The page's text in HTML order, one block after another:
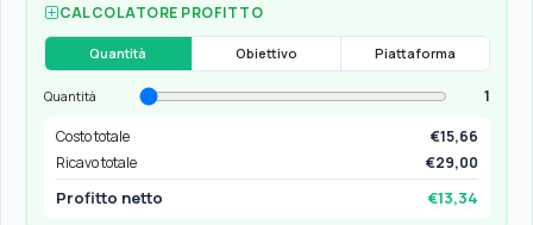
CALCOLATORE PROFITTO
Quantità Obiettivo Piattaforma
Quantità
1
Costo totale
€15,66
Ricavo totale
€29,00
Profitto netto €13,34